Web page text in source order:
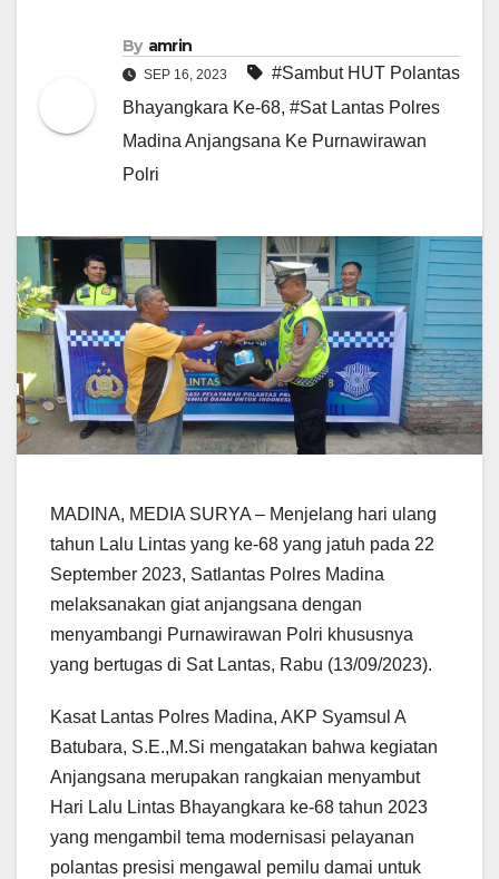
By amrin
SEP 16, 2023
#Sambut HUT Polantas
Bhayangkara Ke-68, #Sat Lantas Polres
Madina Anjangsana Ke Purnawirawan
Polri
MADINA, MEDIA SURYA – Menjelang hari ulang
tahun Lalu Lintas yang ke-68 yang jatuh pada 22
September 2023, Satlantas Polres Madina
melaksanakan giat anjangsana dengan
menyambangi Purnawirawan Polri khususnya
yang bertugas di Sat Lantas, Rabu (13/09/2023).
Kasat Lantas Polres Madina, AKP Syamsul A
Batubara, S.E.,M.Si mengatakan bahwa kegiatan
Anjangsana merupakan rangkaian menyambut
Hari Lalu Lintas Bhayangkara ke-68 tahun 2023
yang mengambil tema modernisasi pelayanan
polantas presisi mengawal pemilu damai untuk